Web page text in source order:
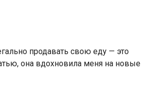
продавать свою еду — это
она вдохновила меня на новые